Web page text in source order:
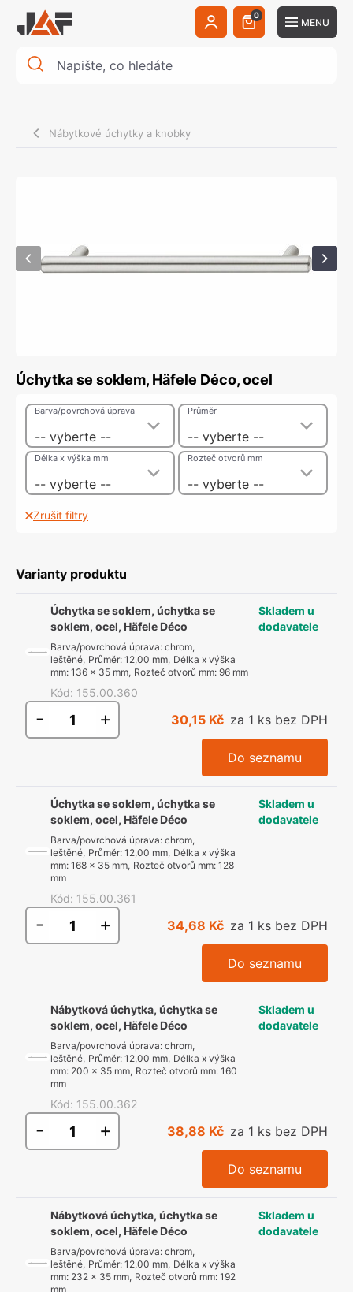
0
MENU
Nábytkové úchytky a knobky
Úchytka se soklem, Häfele Déco, ocel
-- vyberte --
Barva/povrchová úprava
-- vyberte --
Průměr
-- vyberte --
Délka x výška mm
-- vyberte --
Rozteč otvorů mm
Zrušit filtry
Varianty produktu
Úchytka se soklem, úchytka se
soklem, ocel, Häfele Déco
Barva/povrchová úprava:chrom,
leštěné, Průměr:12,00 mm, Délka x výška
mm:136 x 35 mm, Rozteč otvorů mm:96 mm
Kód: 155.00.360
Skladem u
dodavatele
- + 30,15 Kč za 1 ks bez DPH
Do seznamu
Úchytka se soklem, úchytka se
soklem, ocel, Häfele Déco
Barva/povrchová úprava: chrom,
leštěné, Průměr: 12,00 mm, Délka x výška
mm: 168 x 35 mm, Rozteč otvorů mm: 128
mm
Kód: 155.00.361
Skladem u
dodavatele
- + 34,68 Kč za 1 ks bez DPH
Do seznamu
Nábytková úchytka, úchytka se
soklem, ocel, Häfele Déco
Barva/povrchová úprava: chrom,
leštěné, Průměr: 12,00 mm, Délka x výška
mm: 200 x 35 mm, Rozteč otvorů mm: 160
mm
Kód: 155.00.362
Skladem u
dodavatele
- + 38,88 Kč za 1 ks bez DPH
Do seznamu
Nábytková úchytka, úchytka se
soklem, ocel, Häfele Déco
Barva/povrchová úprava: chrom,
leštěné, Průměr: 12,00 mm, Délka x výška
mm: 232 x 35 mm, Rozteč otvorů mm: 192
mm
Skladem u
dodavatele